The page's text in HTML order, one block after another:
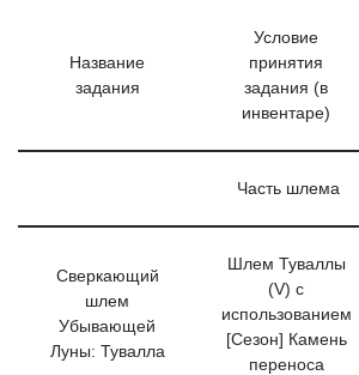
Название
задания
Условие
принятия
задания (в
инвентаре)
Часть шлема
Сверкающий
шлем
Убывающей
Луны: Тувалла
Шлем Туваллы
(V) с
использованием
[Сезон] Камень
переноса